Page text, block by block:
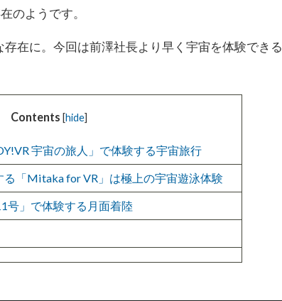
のようです。
在に。今回は前澤社長より早く宇宙を体験できる
Contents [hide]
宇宙の旅人」で体験する宇宙旅行
る「Mitaka for VR」は極上の宇宙遊泳体験
号」で体験する月面着陸